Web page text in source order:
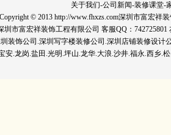
关于我们-公司新闻-装修课堂-
Copyright © 2013 http://www.fhxzs.com深圳市富宏祥
圳市富宏祥装饰工程有限公司 客服QQ：742725801
圳装饰公司.深圳写字楼装修公司.深圳店铺装修设
安.龙岗.盐田.光明.坪山.龙华.大浪.沙井.福永.西乡.